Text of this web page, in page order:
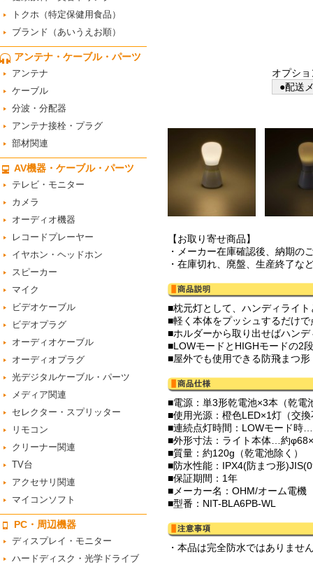
トクホ（特定保健用食品）
ブランド（あいうえお順）
アンテナ・ケーブル・パーツ
アンテナ
ケーブル
分波・分配器
アンテナ接栓・プラグ
部材関連
AV機器・ケーブル・パーツ
テレビ・モニター
カメラ
オーディオ機器
レコードプレーヤー
イヤホン・ヘッドホン
スピーカー
マイク
ビデオケーブル
ビデオプラグ
オーディオケーブル
オーディオプラグ
光デジタルケーブル・パーツ
メディア関連
セレクター・スプリッター
リモコン
クリーナー関連
TV台
アクセサリ関連
マイコンソフト
PC・周辺機器
ディスプレイ・モニター
ハードディスク・光学ドライブ
オプシ
●配送
【お取り寄せ商品】
・メーカー在庫確認後、納期の
・在庫切れ、廃盤、生産終了な
■枕元灯として、ハンディライ
■軽く本体をプッシュするだけ
■ホルダーから取り出せばハン
■LOWモードとHIGHモードの2
■屋外でも使用できる防飛まつ
■電源：単3形乾電池×3本（乾電
■使用光源：橙色LED×1灯（交
■連続点灯時間：LOWモード時
■外形寸法：ライト本体…約
■質量：約120g（乾電池除く）
■防水性能：IPX4(防まつ形
■保証期間：1年
■メーカー名：OHM/オーム電機
■型番：NIT-BLA6PB-WL
・本品は完全防水ではありませ